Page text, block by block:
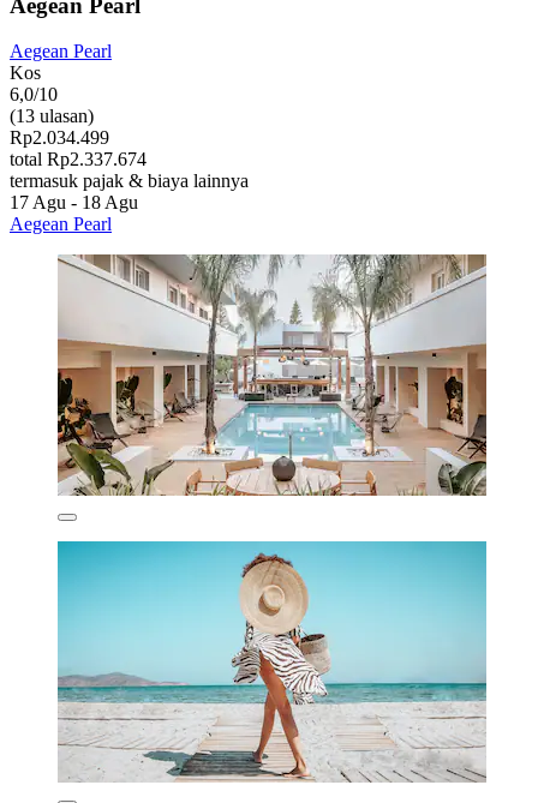
Aegean Pearl
Kos
6,0/10
(13 ulasan)
Rp2.034.499
total Rp2.337.674
termasuk pajak & biaya lainnya
17 Agu - 18 Agu
Aegean Pearl